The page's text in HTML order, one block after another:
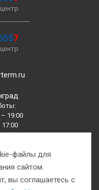
7
19:00
16:00
файлы для
сайтом.
вы соглашаетесь с